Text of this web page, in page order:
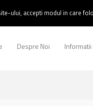
Despre Noi Informatii
ului, accepti modul in care